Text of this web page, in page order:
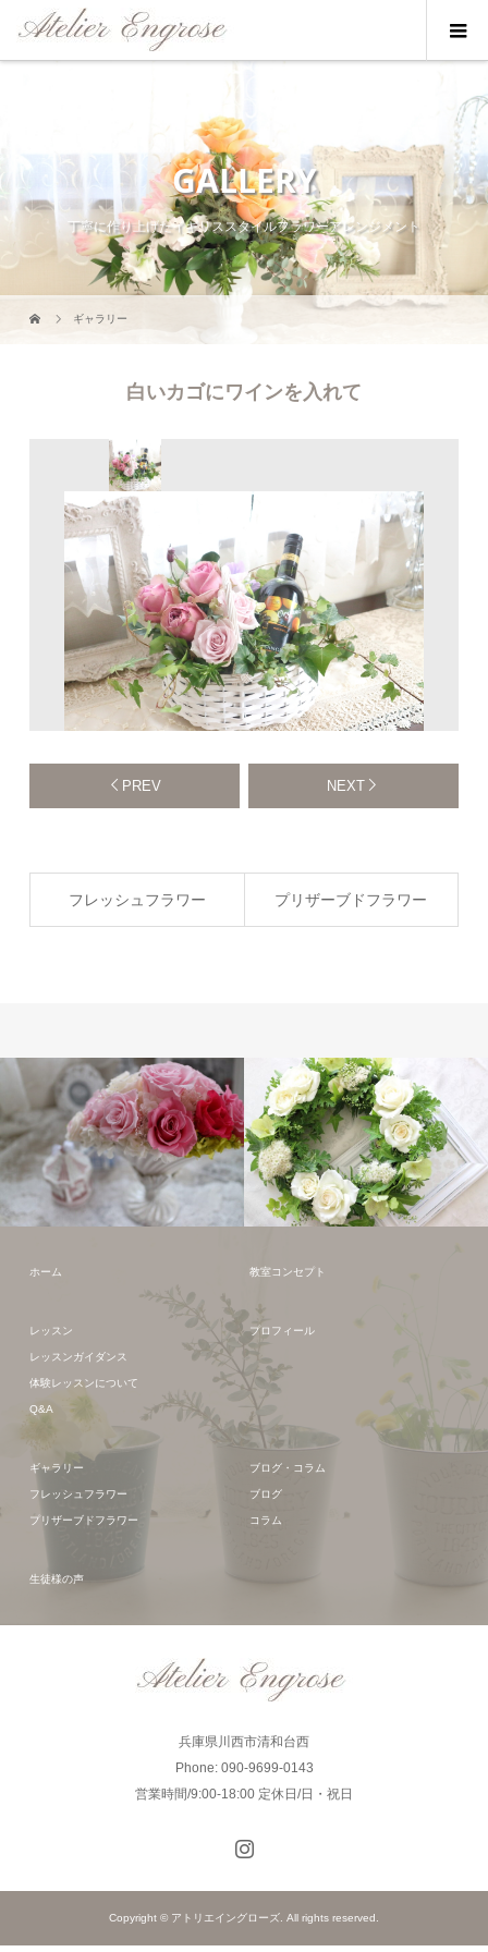
GALLERY
丁寧に作り上げたイギリススタイルフラワーアレンジメント
ギャラリー
白いカゴにワインを入れて
PREV NEXT
フレッシュフラワー プリザーブドフラワー
プリザーブドフラワー フレッシュフラワー
ホーム 教室コンセプト
レッスン
レッスンガイダンス
体験レッスンについて
Q&A
プロフィール
ギャラリー
フレッシュフラワー
プリザーブドフラワー
ブログ・コラム
ブログ
コラム
生徒様の声
兵庫県川西市清和台西
Phone: 090-9699-0143
営業時間/9:00-18:00 定休日/日・祝日
Copyright © アトリエイングローズ. All rights reserved.